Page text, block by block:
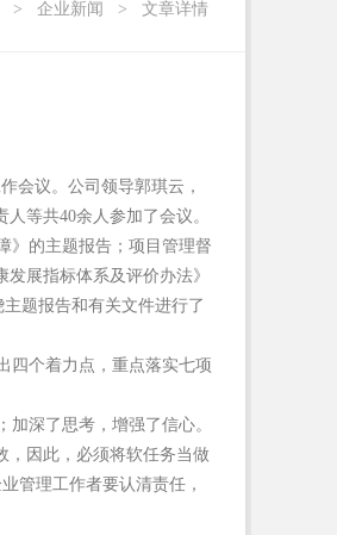
> 企业新闻 > 文章详情
会议。公司领导郭琪云，
等共40余人参加了会议。
》的主题报告；项目管理督
展指标体系及评价办法》
题报告和有关文件进行了
四个着力点，重点落实七项
深了思考，增强了信心。
，因此，必须将软任务当做
管理工作者要认清责任，